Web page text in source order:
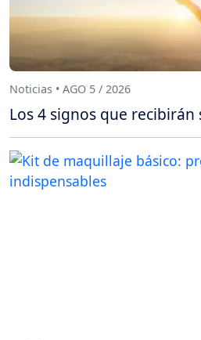
Noticias • AGO 5 / 2026
Los 4 signos que